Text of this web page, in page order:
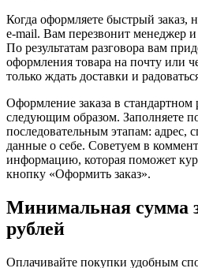
Когда оформляете быстрый
e-mail. Вам перезвонит менеджер и
По результатам разговора вам
оформления товара на почту или
только ждать доставки и
Оформление заказа в
следующим образом. Заполняете
последовательным этапам: адрес,
данные о себе. Советуем в
информацию, которая поможет
кнопку «Оформить заказ».
Минимальная сумма
рублей
Оплачивайте покупки удобным